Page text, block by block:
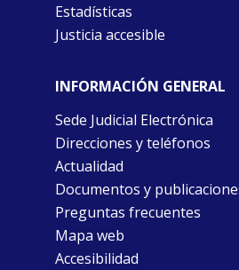
Estadísticas
Justicia accesible
INFORMACIÓN GENERAL
Sede Judicial Electrónica
Direcciones y teléfonos
Actualidad
Documentos y
Preguntas frecuentes
Mapa web
Accesibilidad